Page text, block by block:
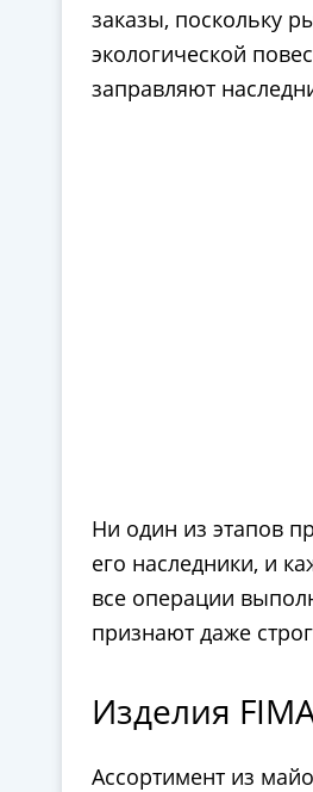
заказы, поскольку
экологической
заправляют
Ни один из этапов
его наследники, и
все операции
признают даже
Изделия
Ассортимент из